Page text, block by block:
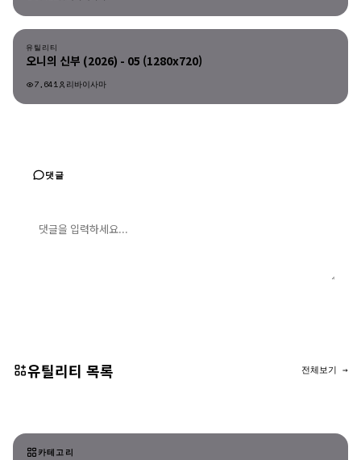
유틸리티
유틸리티
오니의 신부 (2026) - 05 (1280x720)
7,641 리바이사마
댓글
유틸리티 목록 전체보기 →
카테고리